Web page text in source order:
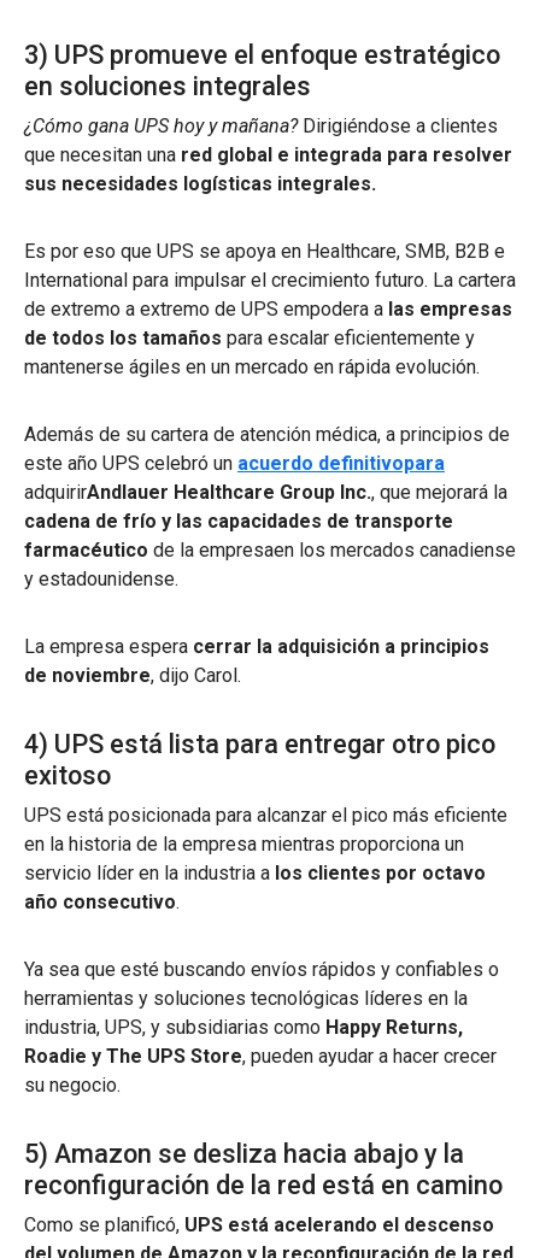
3) UPS promueve el enfoque estratégico
en soluciones integrales
¿Cómo gana UPS hoy y mañana? Dirigiéndose a clientes
que necesitan una red global e integrada para resolver
sus necesidades logísticas integrales.
Es por eso que UPS se apoya en Healthcare, SMB, B2B e
International para impulsar el crecimiento futuro. La cartera
de extremo a extremo de UPS empodera a las empresas
de todos los tamaños para escalar eficientemente y
mantenerse ágiles en un mercado en rápida evolución.
Además de su cartera de atención médica, a principios de
este año UPS celebró un acuerdo definitivopara
adquirirAndlauer Healthcare Group Inc., que mejorará la
cadena de frío y las capacidades de transporte
farmacéutico de la empresaen los mercados canadiense
y estadounidense.
La empresa espera cerrar la adquisición a principios
de noviembre, dijo Carol.
4) UPS está lista para entregar otro pico
exitoso
UPS está posicionada para alcanzar el pico más eficiente
en la historia de la empresa mientras proporciona un
servicio líder en la industria a los clientes por octavo
año consecutivo.
Ya sea que esté buscando envíos rápidos y confiables o
herramientas y soluciones tecnológicas líderes en la
industria, UPS, y subsidiarias como Happy Returns,
Roadie y The UPS Store, pueden ayudar a hacer crecer
su negocio.
5) Amazon se desliza hacia abajo y la
reconfiguración de la red está en camino
Como se planificó, UPS está acelerando el descenso